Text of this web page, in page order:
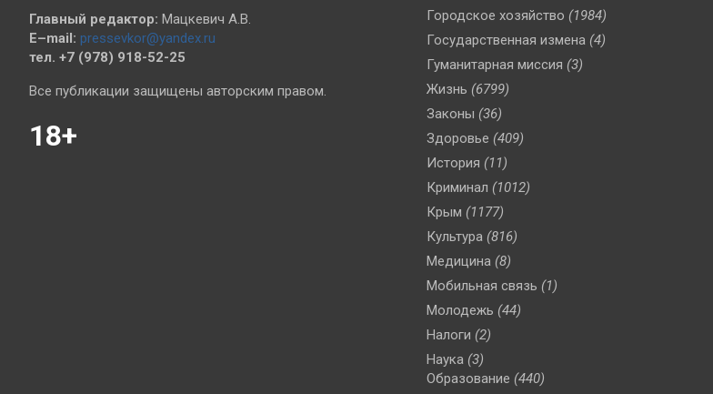
Главный редактор: Мацкевич А.В.
E–mail: pressevkor@yandex.ru
тел. +7 (978) 918-52-25
Все публикации защищены авторским правом.
18+
Городское хозяйство (1984)
Государственная измена (4)
Гуманитарная миссия (3)
Жизнь (6799)
Законы (36)
Здоровье (409)
История (11)
Криминал (1012)
Крым (1177)
Культура (816)
Медицина (8)
Мобильная связь (1)
Молодежь (44)
Налоги (2)
Наука (3)
Образование (440)